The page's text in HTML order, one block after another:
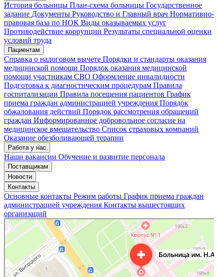
История больницы План-схема больницы Государственное
задание Документы Руководство и Главный врач Нормативно-
правовая база по НОК Виды оказываемых услуг
Противодействие коррупции Результаты специальной оценки
условий труда
Пациентам
Справка о налоговом вычете Порядки и стандарты оказания
медицинской помощи Порядок оказания медицинской
помощи участникам СВО Оформление инвалидности
Подготовка к диагностическим процедурам Правила
госпитализации Правила посещения пациентов График
приема граждан администрацией учреждения Порядок
обжалования действий Порядок рассмотрения обращений
граждан Информированное добровольное согласие на
медицинское вмешательство Список страховых компаний
Оказание обезболивающей терапии
Работа у нас
Наши вакансии Обучение и развитие персонала
Поставщикам
Новости
Контакты
Основные контакты Режим работы График приема граждан
администрацией учреждения Контакты вышестоящих
организаций
«Нижегородская областная клиническая больница имени Н.А. Семашко»
Отделение больницы, госпиталя в Нижнем Новгороде
Больница для взрослых в Нижнем Новгороде